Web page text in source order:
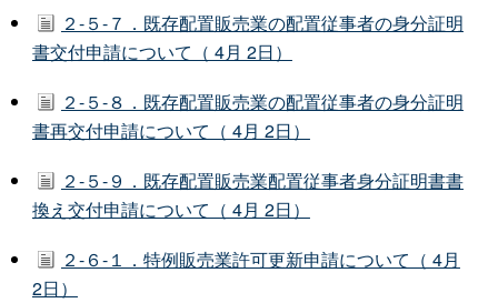
２-５-７．既存配置販売業の配置従事者の身分証明
書交付申請について（ 4月 2日）
２-５-８．既存配置販売業の配置従事者の身分証明
書再交付申請について（ 4月 2日）
２-５-９．既存配置販売業配置従事者身分証明書書
換え交付申請について（ 4月 2日）
２-６-１．特例販売業許可更新申請について（ 4月
2日）